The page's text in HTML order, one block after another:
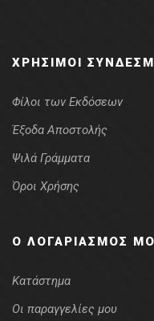
ΧΡΉΣΙΜΟΙ
Φίλοι των Εκδόσεων
Έξοδα Αποστολής
Ψιλά Γράμματα
Όροι Χρήσης
Ο ΛΟΓΑΡΙΑΣΜΌΣ
Κατάστημα
Οι παραγγελίες μου